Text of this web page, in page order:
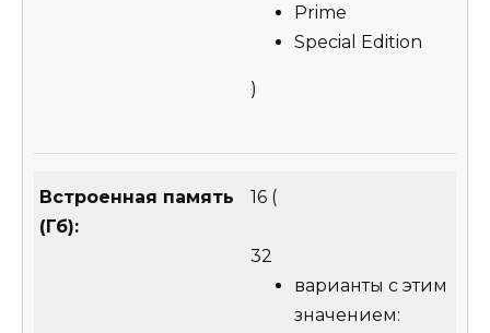
Prime
Special Edition
)
Встроенная память
(Гб):
16 (
32
варианты с этим
значением: